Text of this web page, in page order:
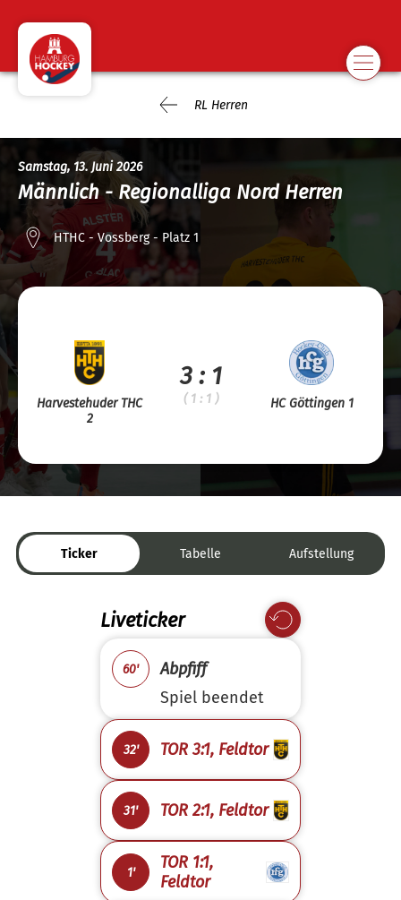
RL Herren
Samstag, 13. Juni 2026
Männlich - Regionalliga Nord Herren
HTHC - Vossberg - Platz 1
Harvestehuder THC
2
3 : 1
( 1 : 1 ) HC Göttingen 1
Ticker Tabelle Aufstellung
Liveticker
60'
Abpfiff
Spiel beendet
32' TOR 3:1, Feldtor
31' TOR 2:1, Feldtor
1'
TOR 1:1,
Feldtor